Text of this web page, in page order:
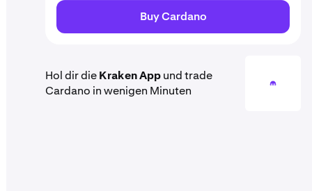
Buy Cardano
Hol dir dieKraken Appund trade
Cardano in wenigen Minuten